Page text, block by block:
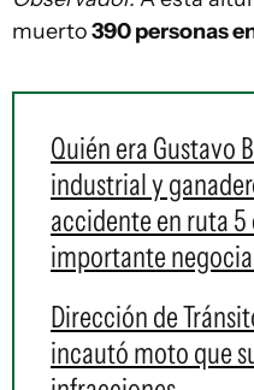
muerto390 personas
Quién era Gustavo
industrial y
accidente en ruta
importante
Dirección de
incautó moto que